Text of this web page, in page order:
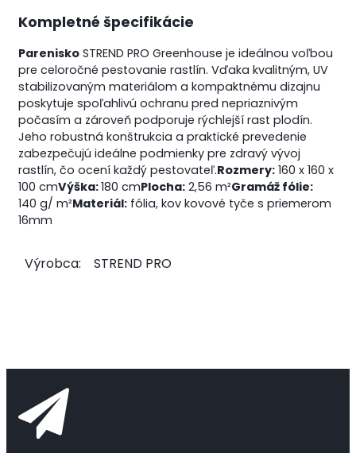
Kompletné špecifikácie
Parenisko STREND PRO Greenhouse je ideálnou voľbou
pre celoročné pestovanie rastlín.Vďaka kvalitným, UV
stabilizovaným materiálom a kompaktnému dizajnu
poskytuje spoľahlivú ochranu pred nepriaznivým
počasím a zároveň podporuje rýchlejší rast plodín.
Jeho robustná konštrukcia a praktické prevedenie
zabezpečujú ideálne podmienky pre zdravý vývoj
rastlín, čo ocení každý pestovateľ.Rozmery: 160 x 160 x
100 cmVýška:180 cmPlocha: 2,56 m²Gramáž fólie:
140 g/ m²Materiál: fólia, kov kovové tyče s priemerom
16mm
Výrobca: STREND PRO